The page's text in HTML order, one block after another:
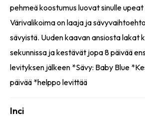
pehmeä koostumus luovat sinulle upeat
Värivalikoima on laaja ja
sävyistä. Uuden kaavan ansiosta lakat
sekunnissa ja kestävät jopa 8 päivää
levityksen jälkeen *Sävy: Baby Blue
päivää *helppo levittää
Inci